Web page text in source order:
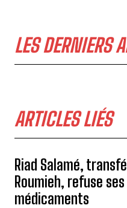
LES DERNIERS
ARTICLES LIÉS
Riad Salamé,
Roumieh, refuse ses
médicaments